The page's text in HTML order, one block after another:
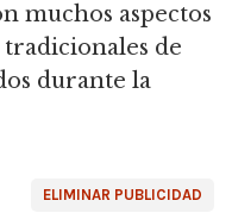
muchos aspectos
tradicionales de
durante la
ELIMINAR PUBLICIDAD